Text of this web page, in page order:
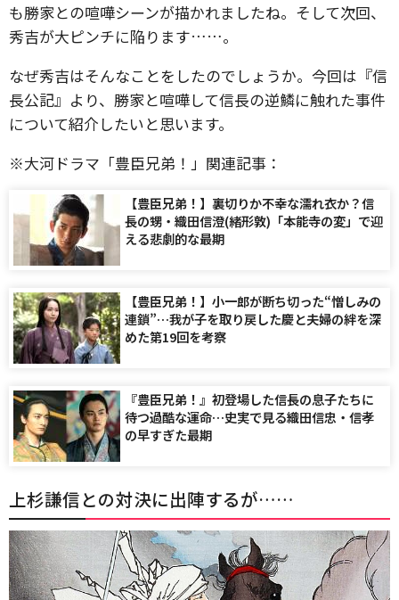
も勝家との喧嘩シーンが描かれましたね。そして次回、
秀吉が大ピンチに陥ります……。
なぜ秀吉はそんなことをしたのでしょうか。今回は『信
長公記』より、勝家と喧嘩して信長の逆鱗に触れた事件
について紹介したいと思います。
※大河ドラマ「豊臣兄弟！」関連記事：
【豊臣兄弟！】裏切りか不幸な濡れ衣か？信
長の甥・織田信澄(緒形敦)「本能寺の変」で迎
える悲劇的な最期
【豊臣兄弟！】小一郎が断ち切った“憎しみの
連鎖”…我が子を取り戻した慶と夫婦の絆を深
めた第19回を考察
『豊臣兄弟！』初登場した信長の息子たちに
待つ過酷な運命…史実で見る織田信忠・信孝
の早すぎた最期
上杉謙信との対決に出陣するが……